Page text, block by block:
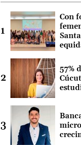
Con
57%